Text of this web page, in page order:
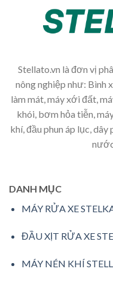
Stellato.vn là đơn vị
nông nghiệp như: Bình
làm mát, máy xới đất,
khói, bơm hỏa tiễn,
khí, đầu phun áp lục,
DANH MỤC
MÁY RỬA XE
ĐẦU XỊT RỬA XE
MÁY NÉN KHÍ